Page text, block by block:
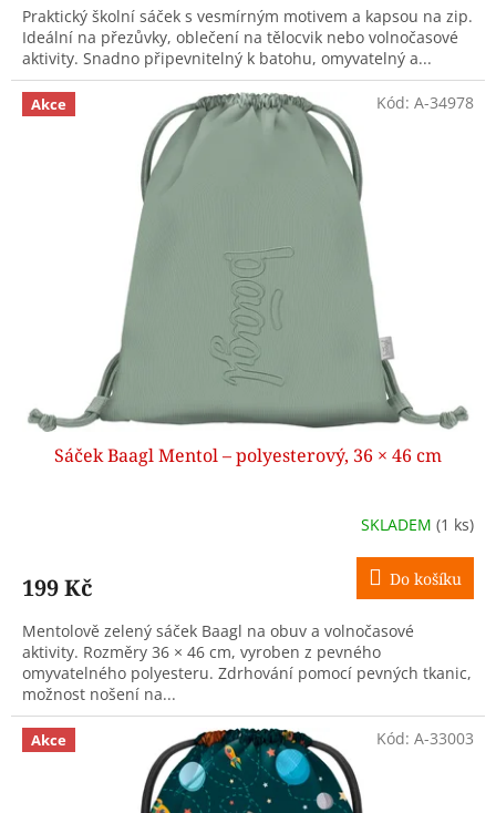
Praktický školní sáček s vesmírným motivem a kapsou na zip.
Ideální na přezůvky, oblečení na tělocvik nebo volnočasové
aktivity. Snadno připevnitelný k batohu, omyvatelný a...
Akce
Sáček Baagl Mentol – polyesterový, 36 × 46 cm
SKLADEM (1 ks)
199 Kč Do košíku
Mentolově zelený sáček Baagl na obuv a volnočasové
aktivity. Rozměry 36 × 46 cm, vyroben z pevného
omyvatelného polyesteru. Zdrhování pomocí pevných tkanic,
možnost nošení na...
Kód: A-34978
Akce Kód: A-33003